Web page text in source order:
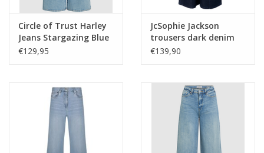
Circle of Trust Harley
Jeans Stargazing Blue
€129,95
JcSophie Jackson
trousers dark denim
€139,90